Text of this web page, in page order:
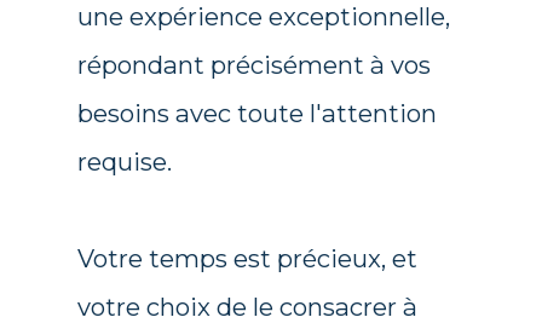
une expérience exceptionnelle,
répondant précisément à vos
besoins avec toute l'attention
requise.
Votre temps est précieux, et
votre choix de le consacrer à